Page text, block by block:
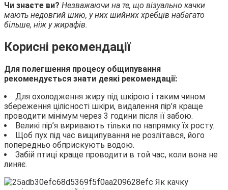
Чи знаєте ви? Незважаючи на те, що візуально качки
мають недовгий шию, у них шийних хребців набагато
більше, ніж у жирафів.
Корисні рекомендації
Для полегшення процесу общипування
рекомендується знати деякі рекомендації:
Для охолодження жиру під шкірою і таким чином
збереження цілісності шкіри, видалення пір’я краще
проводити мінімум через 3 години після її забою.
Великі пір’я виривають тільки по напрямку їх росту.
Щоб пух під час вищипування не розлітався, його
попередньо обприскують водою.
Забій птиці краще проводити в той час, коли вона не
линяє.